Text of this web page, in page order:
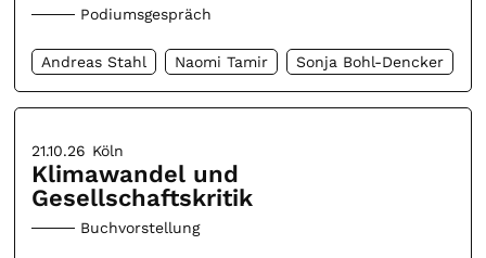
Podiumsgespräch
Andreas Stahl Naomi Tamir Sonja Bohl-Dencker
21.10.26 Köln
Klimawandel und
Gesellschaftskritik
Buchvorstellung